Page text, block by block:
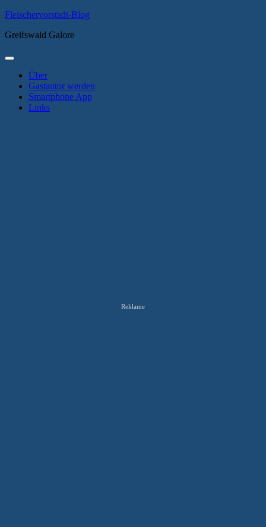
Zum
springen
Fleischervorstadt-Blog
Greifswald Galore
Primäres
Über
Gastautor werden
Smartphone App
Links
Reklame